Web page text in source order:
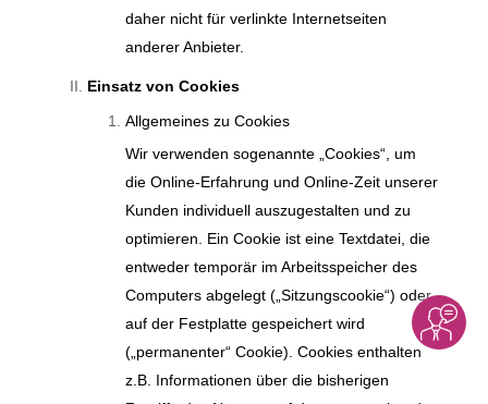
daher nicht für verlinkte Internetseiten
anderer Anbieter.
Einsatz von Cookies
Allgemeines zu Cookies
Wir verwenden sogenannte „Cookies“, um
die Online-Erfahrung und Online-Zeit unserer
Kunden individuell auszugestalten und zu
optimieren. Ein Cookie ist eine Textdatei, die
entweder temporär im Arbeitsspeicher des
Computers abgelegt („Sitzungscookie“) oder
auf der Festplatte gespeichert wird
(„permanenter“ Cookie). Cookies enthalten
z.B. Informationen über die bisherigen